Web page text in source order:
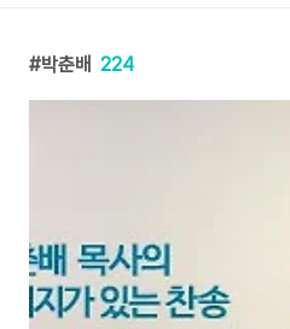
박춘배 224